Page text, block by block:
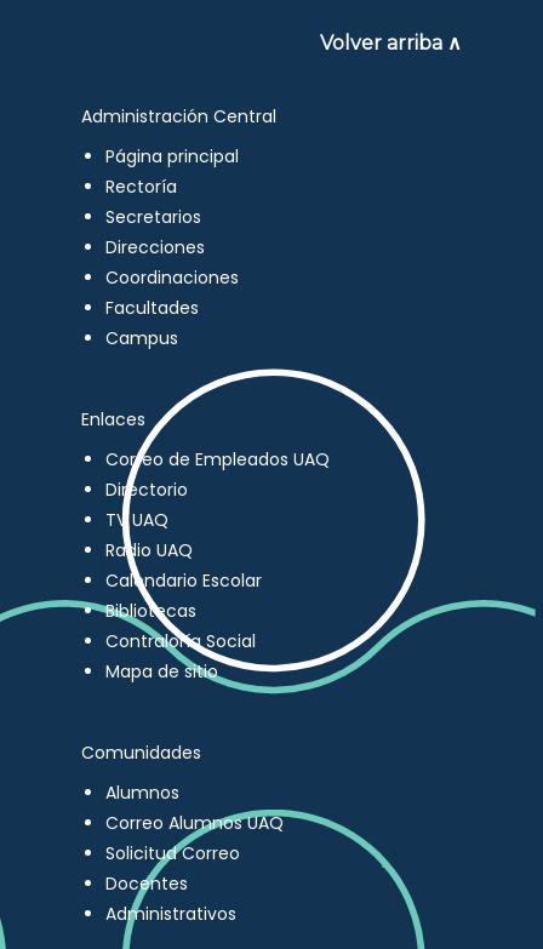
Volver arriba ∧
Administración Central
Página principal
Rectoría
Secretarios
Direcciones
Coordinaciones
Facultades
Campus
Enlaces
Correo de Empleados UAQ
Directorio
TV UAQ
Radio UAQ
Calendario Escolar
Bibliotecas
Contraloría Social
Mapa de sitio
Comunidades
Alumnos
Correo Alumnos UAQ
Solicitud Correo
Docentes
Administrativos